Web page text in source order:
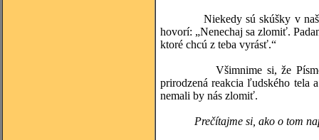
Niekedy sú skúšky v našom
hovorí: „Nenechaj sa zlomiť.
ktoré chcú z teba vyrásť.“
Všimnime si, že Písmo
prirodzená reakcia ľudského tela
nemali by nás zlomiť.
Prečítajme si, ako o tom